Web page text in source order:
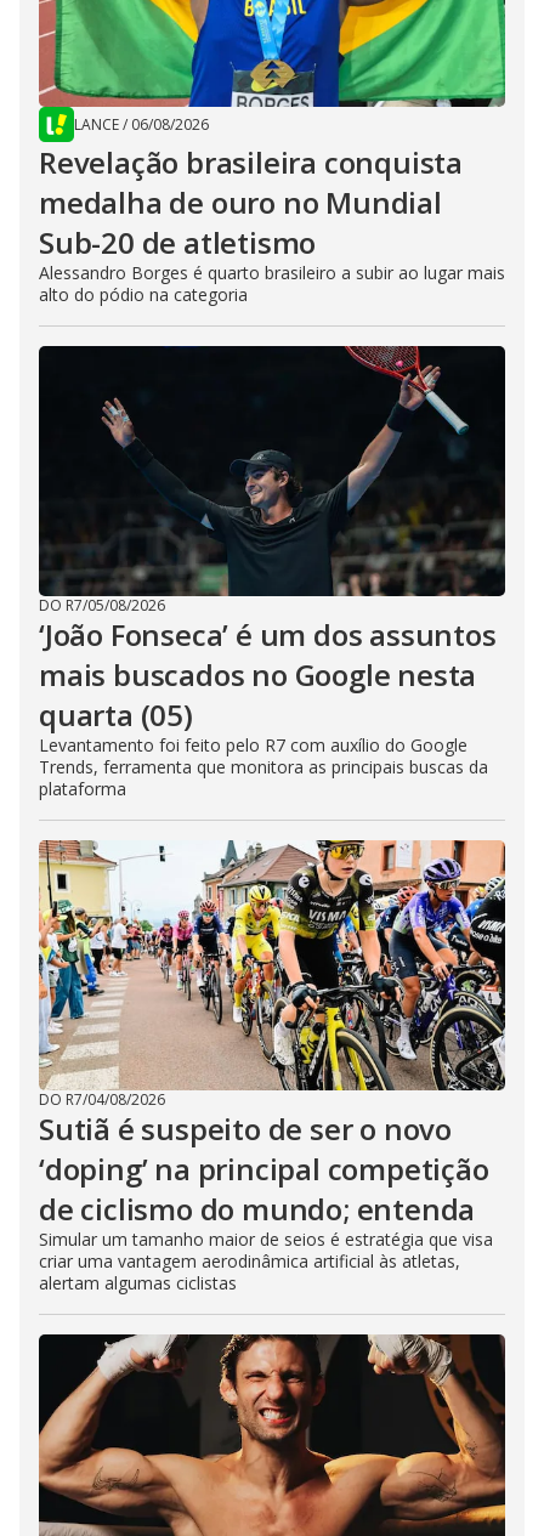
LANCE/ 06/08/2026
Revelação brasileira conquista
medalha de ouro no Mundial
Sub-20 de atletismo
Alessandro Borges é quarto brasileiro a subir ao lugar mais
alto do pódio na categoria
DO R7/05/08/2026
‘João Fonseca’ é um dos assuntos
mais buscados no Google nesta
quarta (05)
Levantamento foi feito pelo R7 com auxílio do Google
Trends, ferramenta que monitora as principais buscas da
plataforma
DO R7/04/08/2026
Sutiã é suspeito de ser o novo
‘doping’ na principal competição
de ciclismo do mundo; entenda
Simular um tamanho maior de seios é estratégia que visa
criar uma vantagem aerodinâmica artificial às atletas,
alertam algumas ciclistas